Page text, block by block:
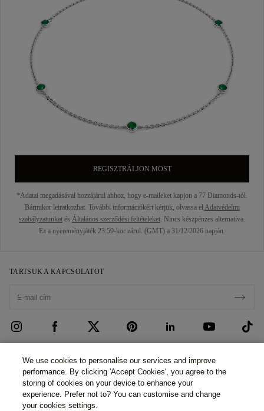
REGISZTRÁLJON MOST
*Adatai megadásával hozzájárul ahhoz, hogy e-maileket kapjon a 77 Diamonds-tól.
Bármikor leiratkozhat. További információkért kérjük, olvassa elAdatvédelmi
szabályzatunkat és Általános szerződési feltételeket. Nincs készpénzes alternatíva.
Ez a nyereményjáték 23:59-kor zárul. (GMT) a 31/12/2026 napján.
TARTSUK A KAPCSOLATOT
ÜGYFÉLSZOLGÁLAT
Kapcsolatfelvétel
Foglaljon időpontot
RÓLUNK
Történetünk
JOGI ÉS ADATVÉDELMI
We use cookies to personalise our services and improve
performance. By clicking 'Accept Cookies', you agree to the
storing of cookies on your device to enhance your
experience. Prefer not to? You can customise and change
your cookies settings.